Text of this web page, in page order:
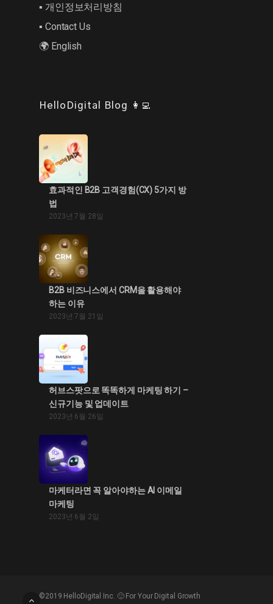
▪︎ 개인정보처리방침
▪︎ Contact Us
🌍 English
HelloDigital Blog 👩‍💻
효과적인 B2B 고객경험(CX) 5가지 방
법
2023년 7월 28일
B2B 비즈니스에서 CRM을 활용해야
하는 이유
2023년 7월 21일
허브스팟으로 똑똑하게 마케팅 하기 –
신규기능 및 업데이트
2023년 6월 26일
마케터라면 꼭 알아야하는 AI 이메일
마케팅
2023년 6월 2일
©2019 HelloDigital Inc. 🙂 For Your Digital Growth